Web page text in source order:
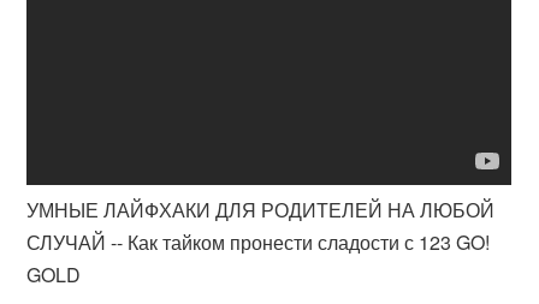
УМНЫЕ ЛАЙФХАКИ ДЛЯ РОДИТЕЛЕЙ НА ЛЮБОЙ
СЛУЧАЙ -- Как тайком пронести сладости с 123 GO!
GOLD